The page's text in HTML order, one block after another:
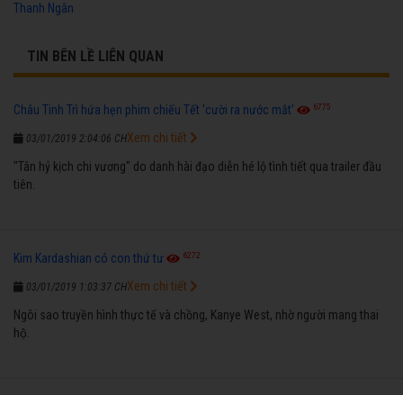
Thanh Ngân
TIN BÊN LỀ LIÊN QUAN
Châu Tinh Trì hứa hẹn phim chiếu Tết 'cười ra nước mắt' 6775
03/01/2019 2:04:06 CH
"Tân hỷ kịch chi vương" do danh hài đạo diễn hé lộ tình tiết qua trailer đầu
tiên.
Xem chi tiết
Kim Kardashian có con thứ tư 6272
03/01/2019 1:03:37 CH
Ngôi sao truyền hình thực tế và chồng, Kanye West, nhờ người mang thai
hộ.
Xem chi tiết